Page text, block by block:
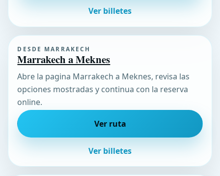
Ver billetes
DESDE MARRAKECH
Marrakech a Meknes
Abre la pagina Marrakech a Meknes, revisa las
opciones mostradas y continua con la reserva
online.
Ver ruta
Ver billetes